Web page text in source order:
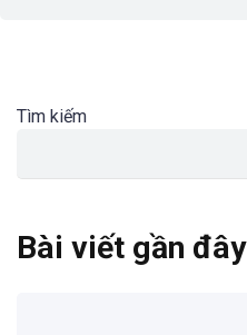
Tìm kiếm
Bài viết gần đây